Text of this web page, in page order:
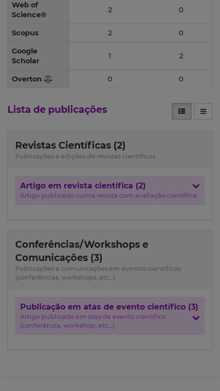
Web of
Science®
2 0
Scopus 2 0
Google
Scholar
1 2
Overton 0 0
Lista de publicações
Revistas Científicas (2)
Publicações e edições de revistas científicas
Artigo em revista científica (2)
Artigo publicado numa revista com avaliação científica
Conferências/Workshops e
Comunicações (3)
Publicações e comunicações em eventos científicos
(conferências, workshops, etc...)
Publicação em atas de evento científico (3)
Artigo publicado em atas de evento científico
(conferência, workshop, etc...)